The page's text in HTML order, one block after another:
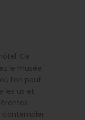
Ce
le musée
l’on peut
les us et
contempler